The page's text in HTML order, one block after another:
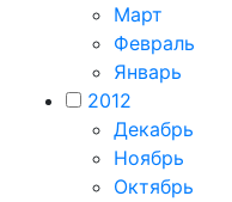
Март
Февраль
Январь
2012
Декабрь
Ноябрь
Октябрь